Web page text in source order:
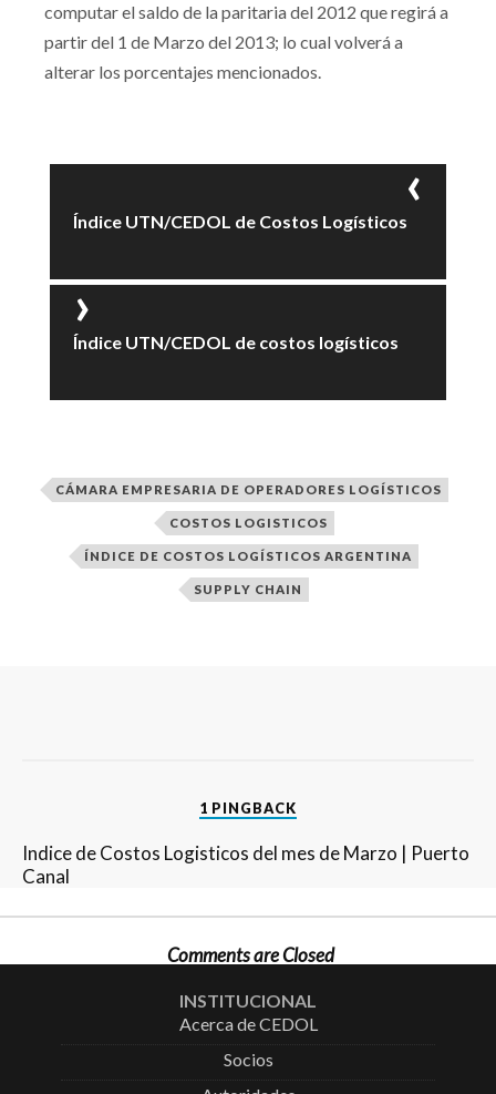
computar el saldo de la paritaria del 2012 que regirá a
partir del 1 de Marzo del 2013; lo cual volverá a
alterar los porcentajes mencionados.
Índice UTN/CEDOL de Costos Logísticos
Índice UTN/CEDOL de costos logísticos
CÁMARA EMPRESARIA DE OPERADORES LOGÍSTICOS
COSTOS LOGISTICOS
ÍNDICE DE COSTOS LOGÍSTICOS ARGENTINA
SUPPLY CHAIN
1 PINGBACK
Indice de Costos Logisticos del mes de Marzo | Puerto
Canal
Comments are Closed
INSTITUCIONAL
Acerca de CEDOL
Socios